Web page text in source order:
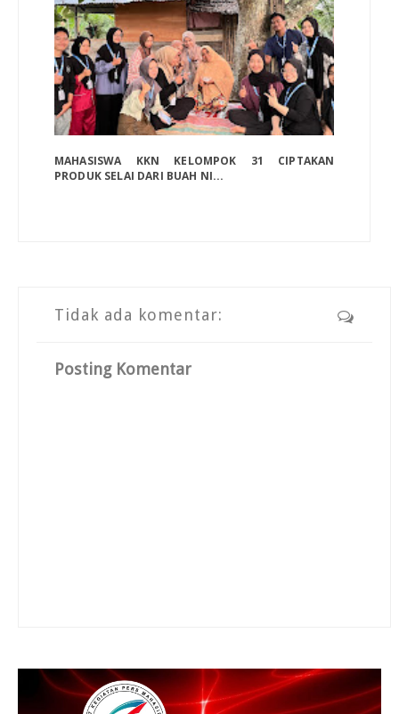
MAHASISWA KKN KELOMPOK 31 CIPTAKAN
PRODUK SELAI DARI BUAH NI...
Tidak ada komentar:
Posting Komentar